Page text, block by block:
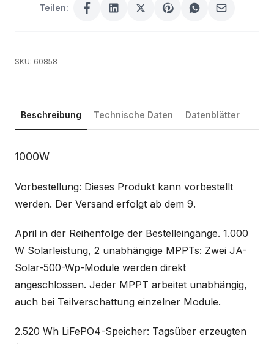
Teilen:
SKU: 60858
Beschreibung Technische Daten Datenblätter
Beschreibung
1000W
Vorbestellung: Dieses Produkt kann vorbestellt
werden. Der Versand erfolgt ab dem 9.
April in der Reihenfolge der Bestelleingänge. 1.000
W Solarleistung, 2 unabhängige MPPTs: Zwei JA-
Solar-500-Wp-Module werden direkt
angeschlossen. Jeder MPPT arbeitet unabhängig,
auch bei Teilverschattung einzelner Module.
2.520 Wh LiFePO4-Speicher: Tagsüber erzeugten